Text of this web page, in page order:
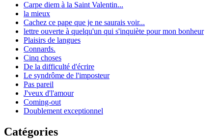
Carpe diem à la Saint Valentin...
la mieux
Cachez ce pape que je ne saurais voir...
lettre ouverte à quelqu'un qui s'inquiète pour mon bonheur
Plaisirs de langues
Connards.
Cinq choses
De la difficulté d'écrire
Le syndrôme de l'imposteur
Pas pareil
J'veux d'l'amour
Coming-out
Doublement exceptionnel
Catégories